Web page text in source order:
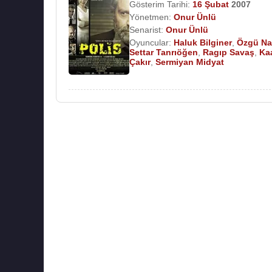
Gösterim Tarihi: 16 Şubat 2007
Yönetmen: Onur Ünlü
Senarist: Onur Ünlü
Oyuncular: Haluk Bilginer, Özgü
Settar Tanrıöğen
Ragıp Savaş
Çakır, Sermiyan Midyat